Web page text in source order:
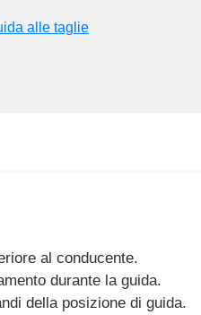
alle taglie
al conducente.
durante la guida.
della posizione di guida.